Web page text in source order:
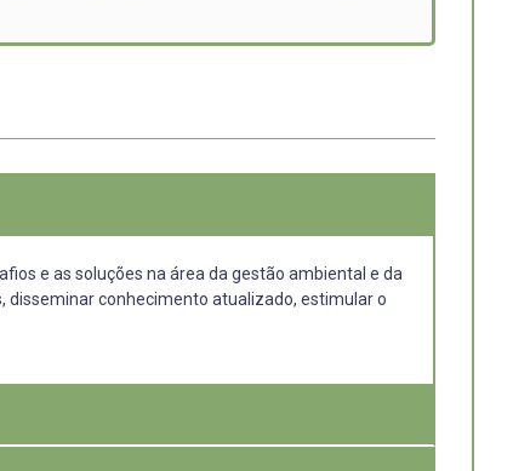
e as soluções na área da gestão ambiental e da
disseminar conhecimento atualizado, estimular o